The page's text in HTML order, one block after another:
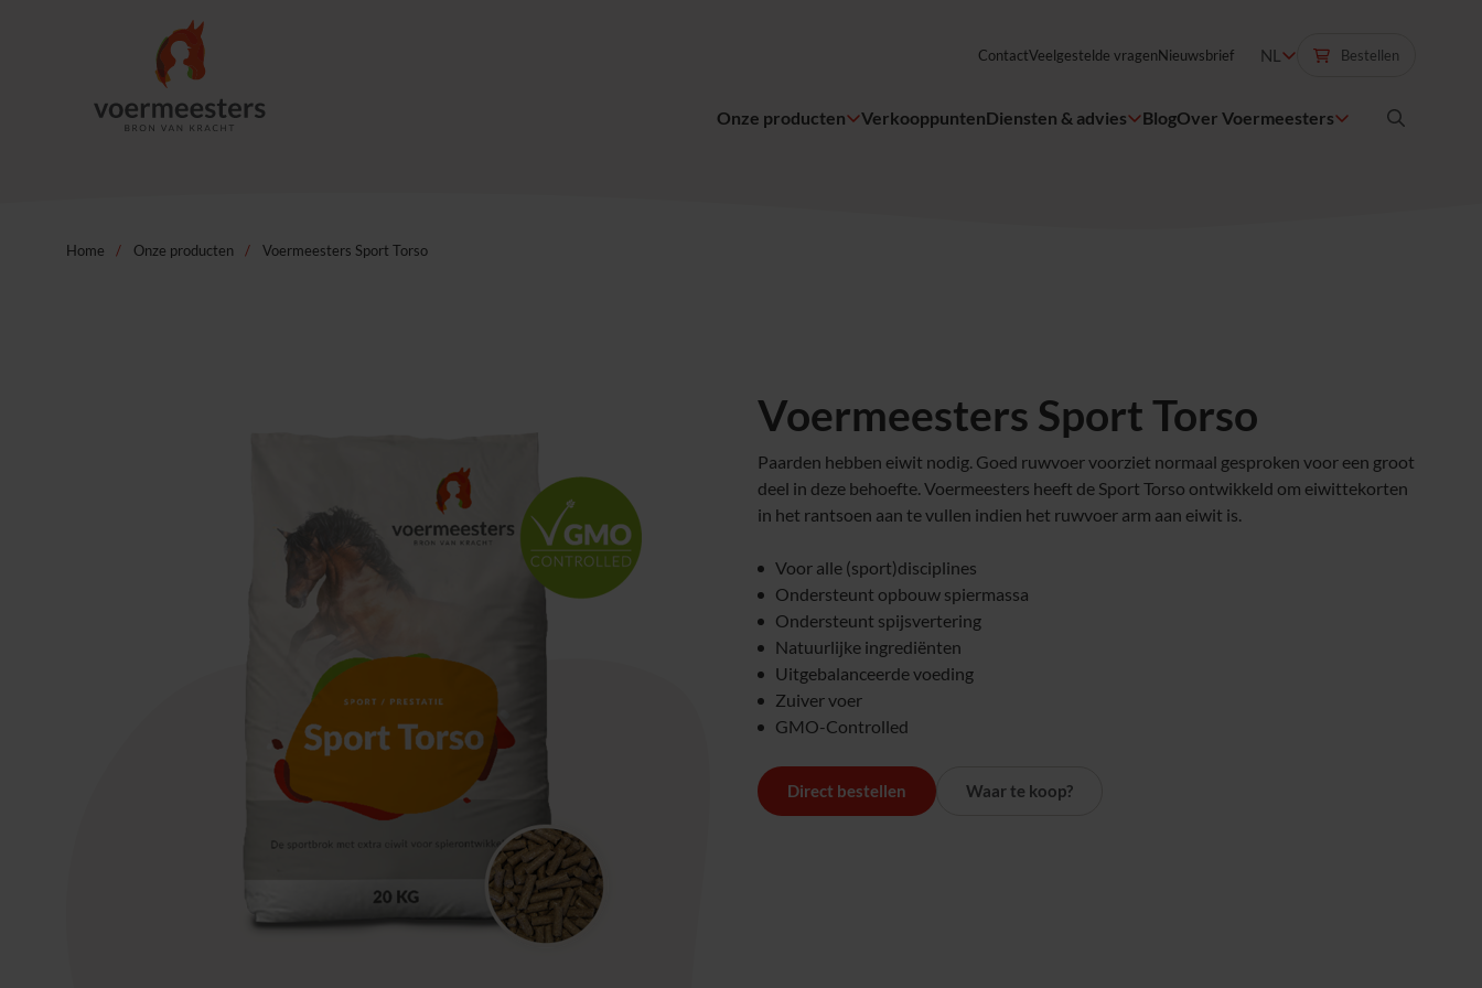
ContactVeelgestelde vragenNieuwsbrief NL Bestellen
Onze producten VerkooppuntenDiensten & advies BlogOver Voermeesters
Home / Onze producten / Voermeesters Sport Torso
Voermeesters Sport Torso
Paarden hebben eiwit nodig. Goed ruwvoer voorziet normaal gesproken voor een groot
deel in deze behoefte. Voermeesters heeft de Sport Torso ontwikkeld om eiwittekorten
in het rantsoen aan te vullen indien het ruwvoer arm aan eiwit is.
Voor alle (sport)disciplines
Ondersteunt opbouw spiermassa
Ondersteunt spijsvertering
Natuurlijke ingrediënten
Uitgebalanceerde voeding
Zuiver voer
GMO-Controlled
Direct bestellen Waar te koop?